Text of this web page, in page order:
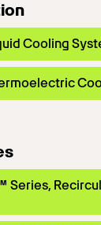
Cooling
Series,